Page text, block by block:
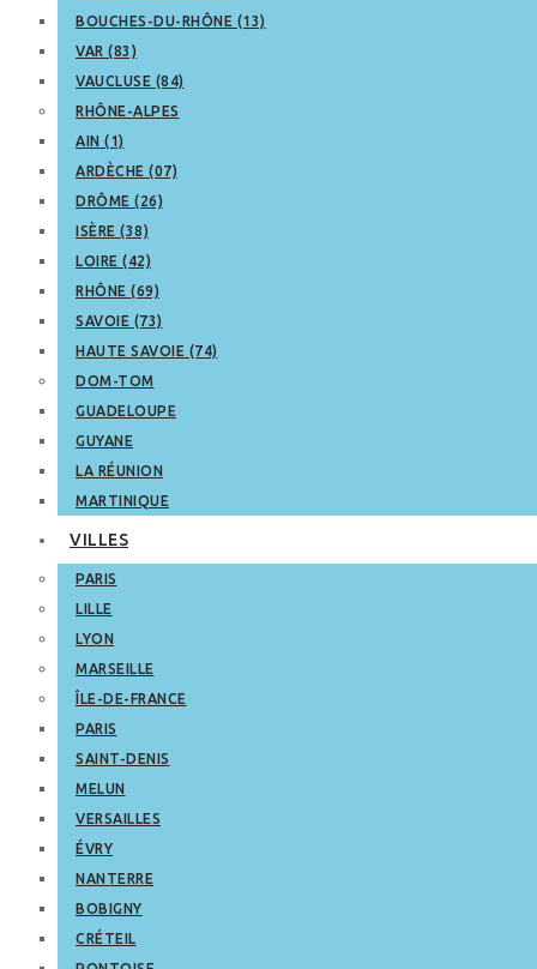
BOUCHES-DU-RHÔNE (13)
VAR (83)
VAUCLUSE (84)
RHÔNE-ALPES
AIN (1)
ARDÈCHE (07)
DRÔME (26)
ISÈRE (38)
LOIRE (42)
RHÔNE (69)
SAVOIE (73)
HAUTE SAVOIE (74)
DOM-TOM
GUADELOUPE
GUYANE
LA RÉUNION
MARTINIQUE
VILLES
PARIS
LILLE
LYON
MARSEILLE
ÎLE-DE-FRANCE
PARIS
SAINT-DENIS
MELUN
VERSAILLES
ÉVRY
NANTERRE
BOBIGNY
CRÉTEIL